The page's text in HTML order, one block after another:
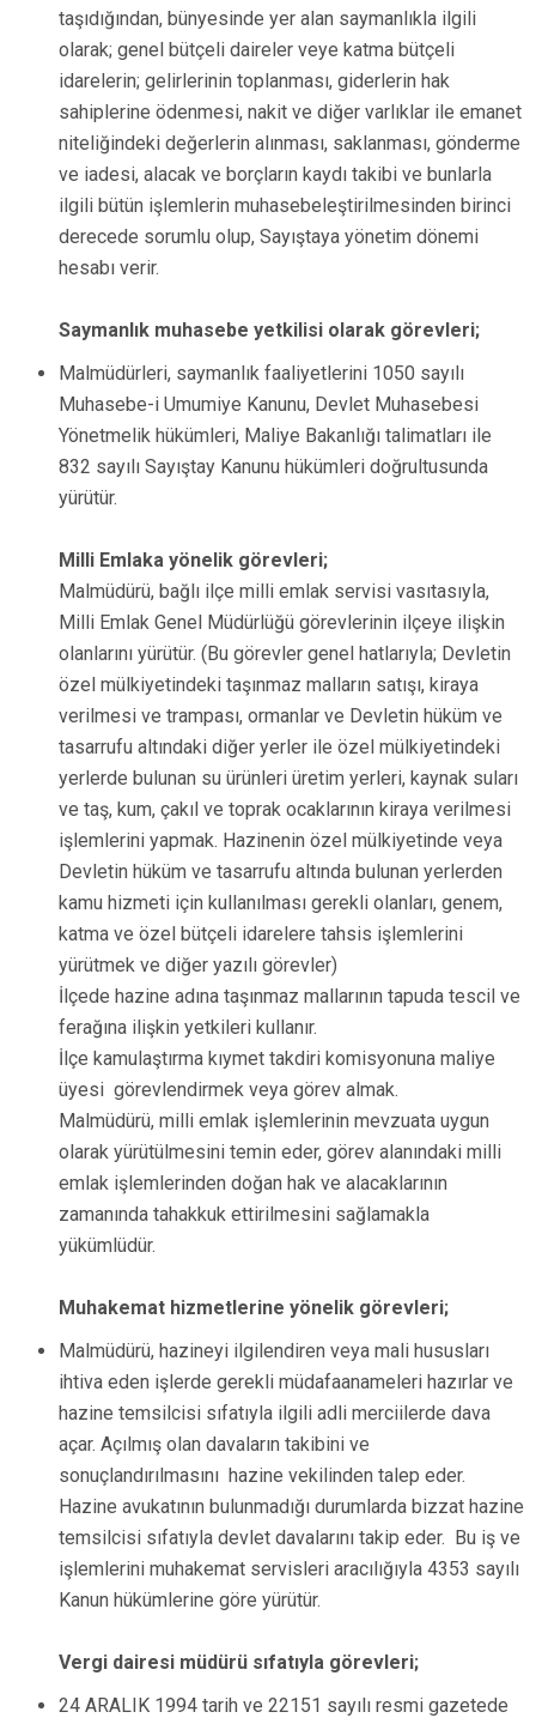
taşıdığından, bünyesinde yer alan saymanlıkla ilgili
olarak; genel bütçeli daireler veye katma bütçeli
idarelerin; gelirlerinin toplanması, giderlerin hak
sahiplerine ödenmesi, nakit ve diğer varlıklar ile emanet
niteliğindeki değerlerin alınması, saklanması, gönderme
ve iadesi, alacak ve borçların kaydı takibi ve bunlarla
ilgili bütün işlemlerin muhasebeleştirilmesinden birinci
derecede sorumlu olup, Sayıştaya yönetim dönemi
hesabı verir.
Saymanlık muhasebe yetkilisi olarak görevleri;
Malmüdürleri, saymanlık faaliyetlerini 1050 sayılı
Muhasebe-i Umumiye Kanunu, Devlet Muhasebesi
Yönetmelik hükümleri, Maliye Bakanlığı talimatları ile
832 sayılı Sayıştay Kanunu hükümleri doğrultusunda
yürütür.
Milli Emlaka yönelik görevleri;
Malmüdürü, bağlı ilçe milli emlak servisi vasıtasıyla,
Milli Emlak Genel Müdürlüğü görevlerinin ilçeye ilişkin
olanlarını yürütür. (Bu görevler genel hatlarıyla; Devletin
özel mülkiyetindeki taşınmaz malların satışı, kiraya
verilmesi ve trampası, ormanlar ve Devletin hüküm ve
tasarrufu altındaki diğer yerler ile özel mülkiyetindeki
yerlerde bulunan su ürünleri üretim yerleri, kaynak suları
ve taş, kum, çakıl ve toprak ocaklarının kiraya verilmesi
işlemlerini yapmak. Hazinenin özel mülkiyetinde veya
Devletin hüküm ve tasarrufu altında bulunan yerlerden
kamu hizmeti için kullanılması gerekli olanları, genem,
katma ve özel bütçeli idarelere tahsis işlemlerini
yürütmek ve diğer yazılı görevler)
İlçede hazine adına taşınmaz mallarının tapuda tescil ve
ferağına ilişkin yetkileri kullanır.
İlçe kamulaştırma kıymet takdiri komisyonuna maliye
üyesi görevlendirmek veya görev almak.
Malmüdürü, milli emlak işlemlerinin mevzuata uygun
olarak yürütülmesini temin eder, görev alanındaki milli
emlak işlemlerinden doğan hak ve alacaklarının
zamanında tahakkuk ettirilmesini sağlamakla
yükümlüdür.
Muhakemat hizmetlerine yönelik görevleri;
Malmüdürü, hazineyi ilgilendiren veya mali hususları
ihtiva eden işlerde gerekli müdafaanameleri hazırlar ve
hazine temsilcisi sıfatıyla ilgili adli merciilerde dava
açar. Açılmış olan davaların takibini ve
sonuçlandırılmasını hazine vekilinden talep eder.
Hazine avukatının bulunmadığı durumlarda bizzat hazine
temsilcisi sıfatıyla devlet davalarını takip eder. Bu iş ve
işlemlerini muhakemat servisleri aracılığıyla 4353 sayılı
Kanun hükümlerine göre yürütür.
Vergi dairesi müdürü sıfatıyla görevleri;
24 ARALIK 1994 tarih ve 22151 sayılı resmi gazetede